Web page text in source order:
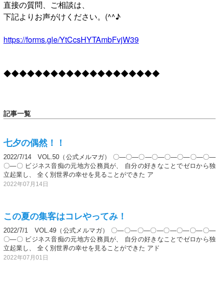
直接の質問、ご相談は、
下記よりお声がけください。(^^♪
https://forms.gle/YtCcsHYTAmbFvjW39
◆◆◆◆◆◆◆◆◆◆◆◆◆◆◆◆◆◆◆◆
記事一覧
七夕の偶然！！
2022/7/14 VOL.50（公式メルマガ） 〇―〇―〇―〇―〇―〇―〇―〇―
〇―〇 ビジネス音痴の元地方公務員が、 自分の好きなことでゼロから独
立起業し、 全く別世界の幸せを見ることができた ア
2022年07月14日
この夏の集客はコレやってみ！
2022/7/1 VOL.49（公式メルマガ） 〇―〇―〇―〇―〇―〇―〇―〇―
〇―〇 ビジネス音痴の元地方公務員が、 自分の好きなことでゼロから独
立起業し、 全く別世界の幸せを見ることができた アド
2022年07月01日